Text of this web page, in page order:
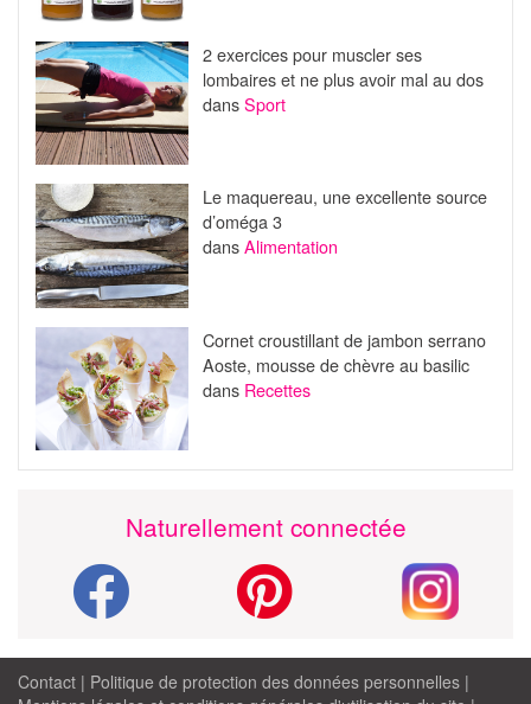
2 exercices pour muscler ses
lombaires et ne plus avoir mal au dos
dansSport
Le maquereau, une excellente source
d’oméga 3
dansAlimentation
Cornet croustillant de jambon serrano
Aoste, mousse de chèvre au basilic
dans Recettes
Naturellement connectée
Contact | Politique de protection des données personnelles |